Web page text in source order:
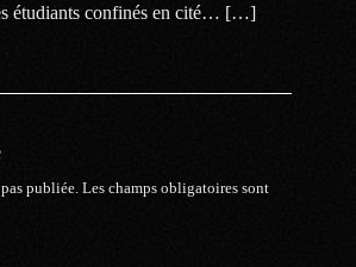
étudiants confinés en cité… […]
publiée. Les champs obligatoires sont